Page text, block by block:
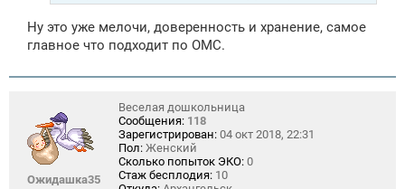
Ну это уже мелочи, доверенность и хранение, самое
главное что подходит по ОМС.
Ожидашка35
Веселая дошкольница
Сообщения: 118
Зарегистрирован: 04 окт 2018, 22:31
Пол: Женский
Сколько попыток ЭКО: 0
Стаж бесплодия: 10